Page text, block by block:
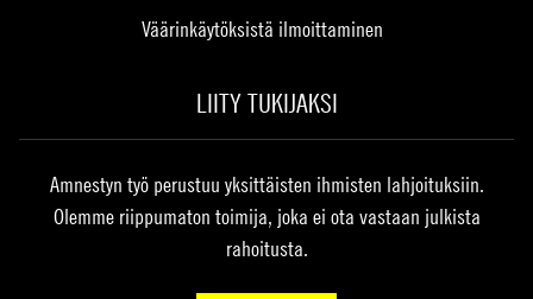
Väärinkäytöksistä ilmoittaminen
LIITY TUKIJAKSI
Amnestyn työ perustuu yksittäisten ihmisten lahjoituksiin.
Olemme riippumaton toimija, joka ei ota vastaan julkista
rahoitusta.